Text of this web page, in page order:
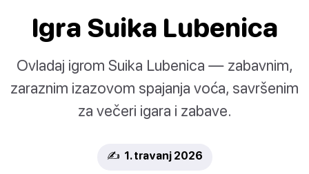
Igra Suika Lubenica
Ovladaj igrom Suika Lubenica — zabavnim,
zaraznim izazovom spajanja voća, savršenim
za večeri igara i zabave.
✍️ 1. travanj 2026